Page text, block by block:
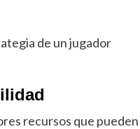
de un jugador
recursos que pueden